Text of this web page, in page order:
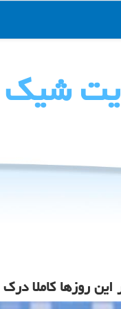
شیك
روزها کاملا